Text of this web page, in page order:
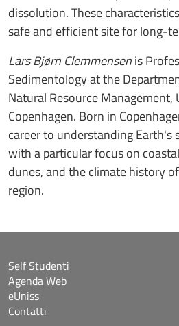
dissolution. These
safe and efficient site for long-
Lars Bjørn Clemmensenis
Sedimentology at the
Natural Resource
Copenhagen. Born in
career to understanding Earth's
with a particular focus on
dunes, and the climate history
region.
Self Studenti
Agenda Web
eUniss
Contatti